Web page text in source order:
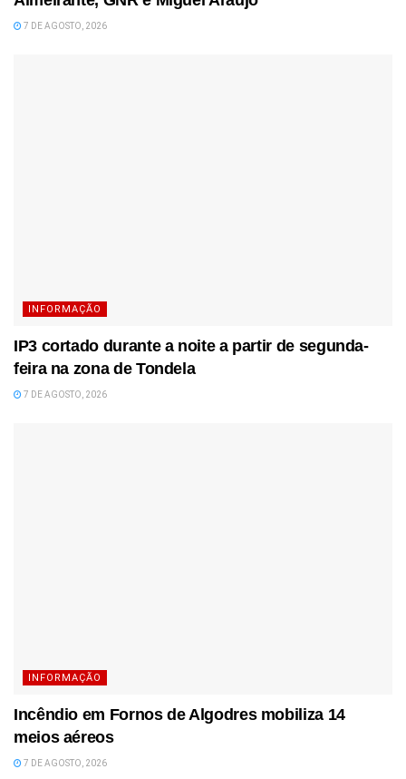
7 DE AGOSTO, 2026
INFORMAÇÃO
IP3 cortado durante a noite a partir de segunda-
feira na zona de Tondela
7 DE AGOSTO, 2026
INFORMAÇÃO
Incêndio em Fornos de Algodres mobiliza 14
meios aéreos
7 DE AGOSTO, 2026